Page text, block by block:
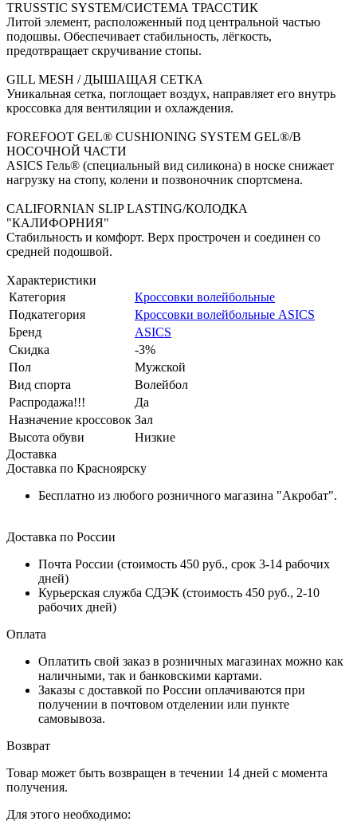
TRUSSTIC SYSTEM/СИСТЕМА ТРАССТИК
Литой элемент, расположенный под центральной частью
подошвы. Обеспечивает стабильность, лёгкость,
предотвращает скручивание стопы.
GILL MESH / ДЫШАЩАЯ СЕТКА
Уникальная сетка, поглощает воздух, направляет его внутрь
кроссовка для вентиляции и охлаждения.
FOREFOOT GEL® CUSHIONING SYSTEM GEL®/В
НОСОЧНОЙ ЧАСТИ
ASICS Гель® (специальный вид силикона) в носке снижает
нагрузку на стопу, колени и позвоночник спортсмена.
CALIFORNIAN SLIP LASTING/КОЛОДКА
"КАЛИФОРНИЯ"
Стабильность и комфорт. Верх прострочен и соединен со
средней подошвой.
Характеристики
Категория
Кроссовки волейбольные
Подкатегория
Кроссовки волейбольные ASICS
Бренд
ASICS
Скидка
-3%
Пол
Мужской
Вид спорта
Волейбол
Распродажа!!!
Да
Назначение кроссовок Зал
Высота обуви
Низкие
Доставка
Доставка по Красноярску
Бесплатно из любого розничного магазина "Акробат".
Доставка по России
Почта России (стоимость 450 руб., срок 3-14 рабочих
дней)
Курьерская служба СДЭК (стоимость 450 руб., 2-10
рабочих дней)
Оплата
Оплатить свой заказ в розничных магазинах можно как
наличными, так и банковскими картами.
Заказы с доставкой по России оплачиваются при
получении в почтовом отделении или пункте
самовывоза.
Возврат
Товар может быть возвращен в течении 14 дней с момента
получения.
Для этого необходимо: